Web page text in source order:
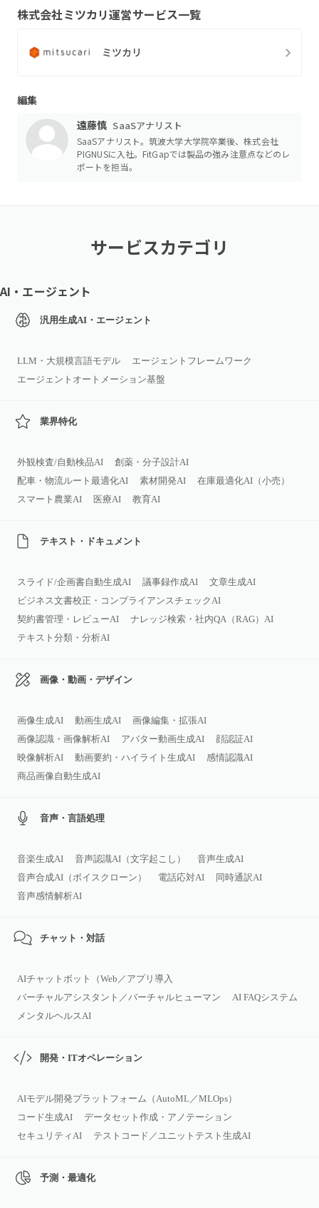
株式会社ミツカリ運営サービス一覧
ミツカリ
編集
遠藤慎 SaaSアナリスト
SaaSアナリスト。筑波大学大学院卒業後、株式会社
PIGNUSに入社。FitGapでは製品の強み注意点などのレ
ポートを担当。
サービスカテゴリ
AI・エージェント
汎用生成AI・エージェント
LLM・大規模言語モデル
エージェントフレームワーク
エージェントオートメーション基盤
業界特化
外観検査/自動検品AI
創薬・分子設計AI
配車・物流ルート最適化AI
素材開発AI
在庫最適化AI（小売）
スマート農業AI
医療AI 教育AI
テキスト・ドキュメント
スライド/企画書自動生成AI 議事録作成AI
文章生成AI
ビジネス文書校正・コンプライアンスチェックAI
契約書管理・レビューAI
ナレッジ検索・社内QA（RAG）AI
テキスト分類・分析AI
画像・動画・デザイン
画像生成AI 動画生成AI
画像編集・拡張AI
画像認識・画像解析AI
アバター動画生成AI
顔認証AI
映像解析AI
動画要約・ハイライト生成AI
感情認識AI
商品画像自動生成AI
音声・言語処理
音楽生成AI 音声認識AI（文字起こし）
音声生成AI
音声合成AI（ボイスクローン）
電話応対AI
同時通訳AI
音声感情解析AI
チャット・対話
AIチャットボット（Web／アプリ導入
バーチャルアシスタント／バーチャルヒューマン
AI FAQシステム
メンタルヘルスAI
開発・ITオペレーション
AIモデル開発プラットフォーム（AutoML／MLOps）
コード生成AI
データセット作成・アノテーション
セキュリティAI
テストコード／ユニットテスト生成AI
予測・最適化